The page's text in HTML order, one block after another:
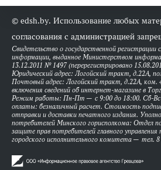
© edsh.by. Использование любых
согласования с администрацией
Свидетельство о государственной регистрации
информации, выданное Министерством
13.12.2011 № 1497 (перерегистрировано
Юридический адрес: Логойский тракт, д.22А,
Почтовый адрес: Логойский тракт, д.22А, ком.
включения сведений об интернет-магазине в
Режим работы: Пн-Пт — с 9:00 до 18:00. Сб-
оплаты: безналичный расчет. Стоимость
отправки и доставки печатного издания.
потребителей Минского горисполкома: Отдел
защите прав потребителей главного управления
городского исполнительного комитета — тел.